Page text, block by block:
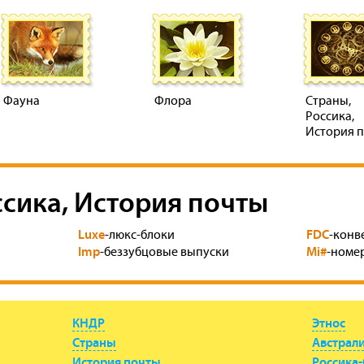
Фауна Флора
Страны,
Россика,
История
История почты
Luxe-люкс-блоки FDC-
Imp-беззубцовые выпуски Mi#-
КНДР
Этнос
Страны